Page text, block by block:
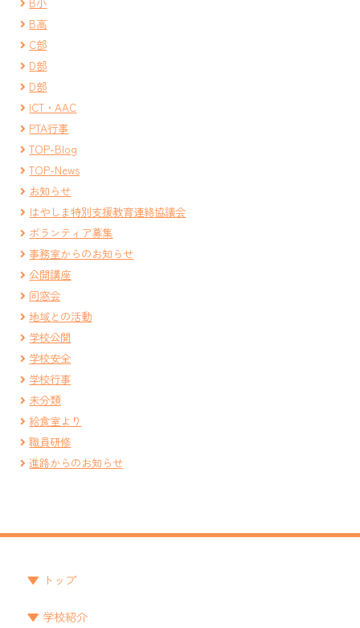
B高
C部
D部
D部
ICT・AAC
PTA行事
TOP-Blog
TOP-News
お知らせ
はやしま特別支援教育連絡協議会
ボランティア募集
事務室からのお知らせ
公開講座
同窓会
地域との活動
学校公開
学校安全
学校行事
未分類
給食室より
職員研修
進路からのお知らせ
トップ
学校紹介